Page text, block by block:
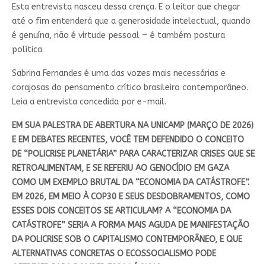
Esta entrevista nasceu dessa crença. E o leitor que chegar
até o fim entenderá que a generosidade intelectual, quando
é genuína, não é virtude pessoal — é também postura
política.
Sabrina Fernandes é uma das vozes mais necessárias e
corajosas do pensamento crítico brasileiro contemporâneo.
Leia a entrevista concedida por e-mail.
EM SUA PALESTRA DE ABERTURA NA UNICAMP (MARÇO DE 2026)
E EM DEBATES RECENTES, VOCÊ TEM DEFENDIDO O CONCEITO
DE “POLICRISE PLANETÁRIA” PARA CARACTERIZAR CRISES QUE SE
RETROALIMENTAM, E SE REFERIU AO GENOCÍDIO EM GAZA
COMO UM EXEMPLO BRUTAL DA “ECONOMIA DA CATÁSTROFE”.
EM 2026, EM MEIO À COP30 E SEUS DESDOBRAMENTOS, COMO
ESSES DOIS CONCEITOS SE ARTICULAM? A “ECONOMIA DA
CATÁSTROFE” SERIA A FORMA MAIS AGUDA DE MANIFESTAÇÃO
DA POLICRISE SOB O CAPITALISMO CONTEMPORÂNEO, E QUE
ALTERNATIVAS CONCRETAS O ECOSSOCIALISMO PODE